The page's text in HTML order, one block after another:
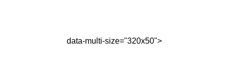
data-multi-size="320x50">